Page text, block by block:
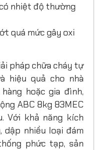
nhiệt độ thường
quá mức gây oxi
pháp chữa cháy tự
hiệu quả cho nhà
hoặc gia đình,
ABC 8kg 83MEC
Với khả năng kích
nhiều loại đám
phức tạp, sản